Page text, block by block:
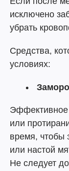
исключено
убрать
Средства,
условиях:
Эффективное
или
время, чтобы
или настой
Не следует